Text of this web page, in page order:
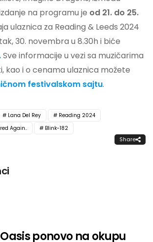
na programu je od 21. do 25.
ulaznica za Reading & Leeds 2024
30. novembra u 8.30h i biće
Sve informacije u vezi sa muzičarima
kao i o cenama ulaznica možete
festivalskom sajtu.
Lana Del Rey
Reading 2024
Again.. Blink-182
Share
ponovo na okupu